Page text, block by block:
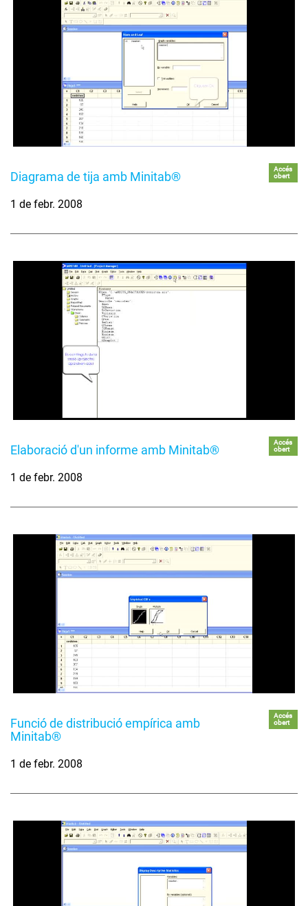
Diagrama de tija amb Minitab®
Accés
obert
1 de febr. 2008
Elaboració d'un informe amb Minitab®
Accés
obert
1 de febr. 2008
Funció de distribució empírica amb
Minitab®
Accés
obert
1 de febr. 2008